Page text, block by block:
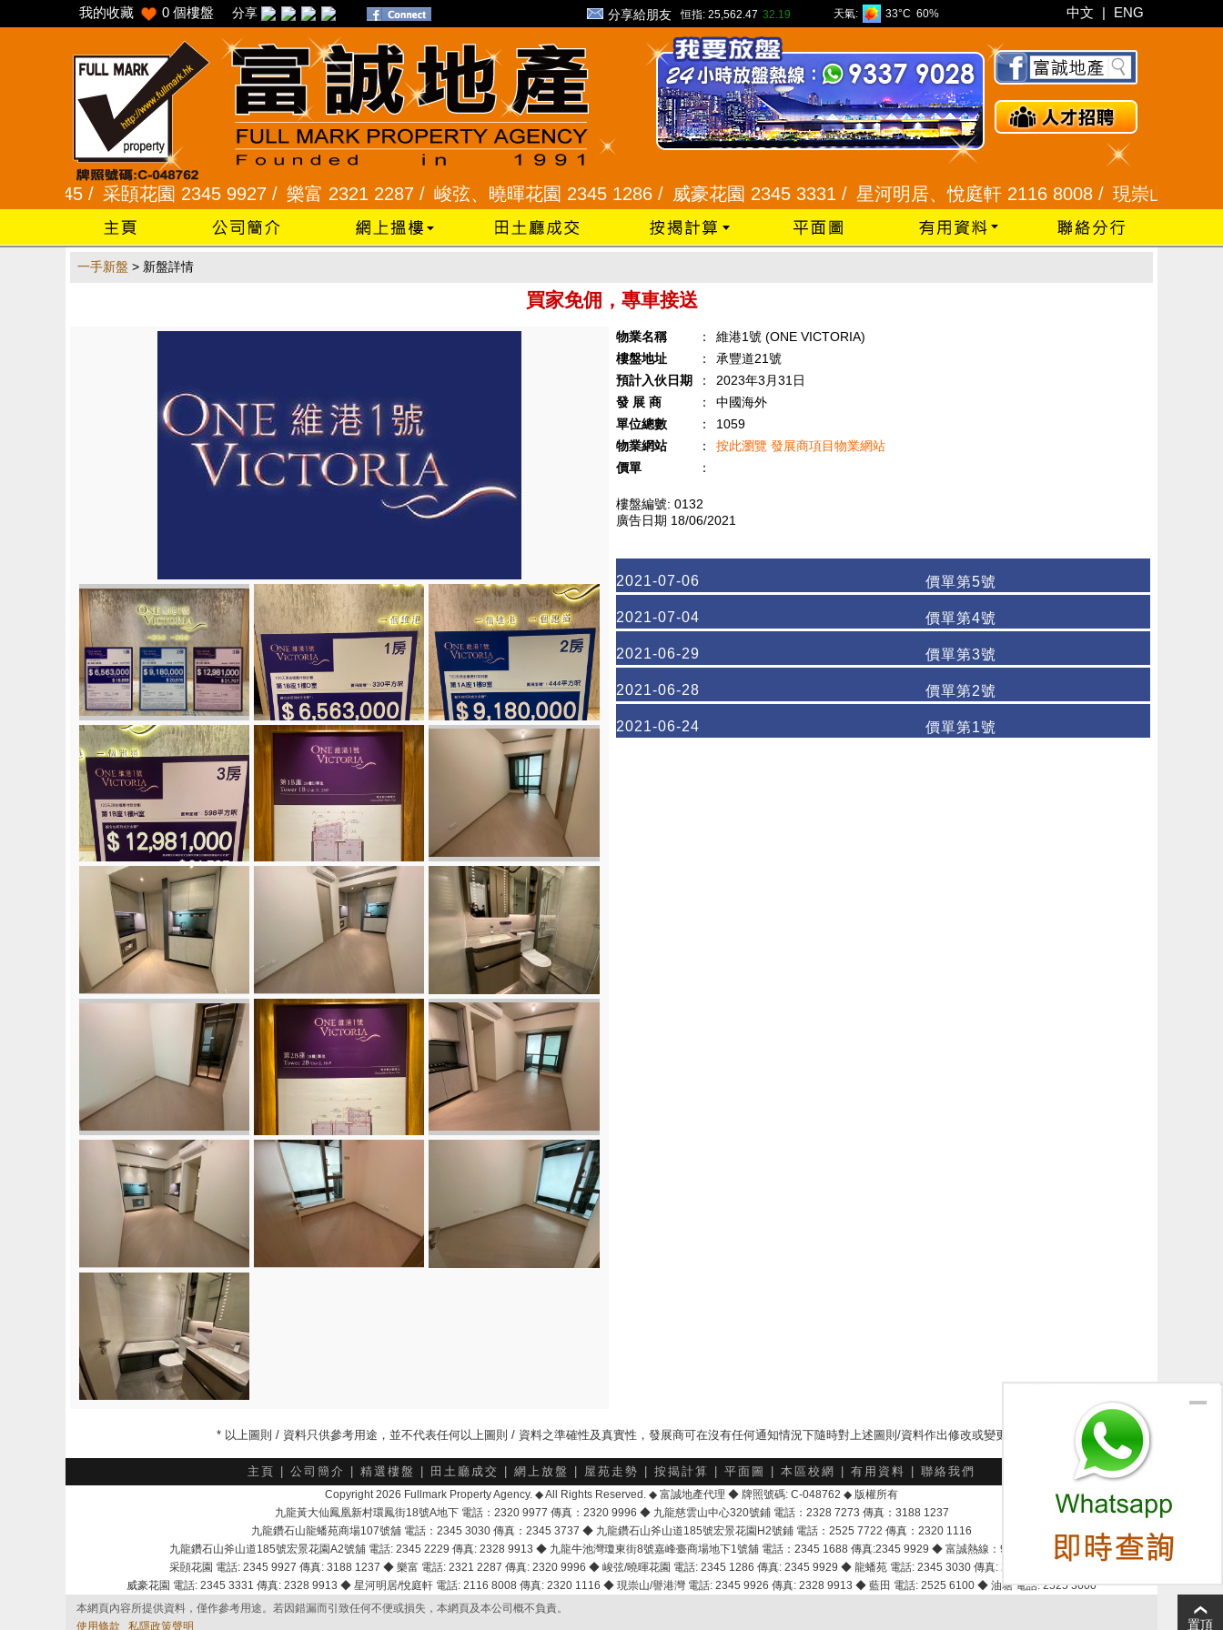
我的收藏 0 個樓盤 分享 分享給朋友 恒指: 25,562.47 32.19 天氣: 33°C 60% 中文 | ENG
采頣花園 2345 9927 / 樂富 2321 2287 / 峻弦、曉暉花園 2345 1286 / 威豪花園 2345 3331 /星河明居、悅庭軒 2116 8008 /現崇山、譽港灣
一手新盤 > 新盤詳情
買家免佣，專車接送
物業名稱 ：
維港1號 (ONE VICTORIA)
樓盤地址
：
承豐道21號
預計入伙日期
：
2023年3月31日
發 展 商
：
中國海外
單位總數
：
1059
物業網站
：
按此瀏覽 發展商項目物業網站
價單
：
樓盤編號: 0132
廣告日期 18/06/2021
2021-07-06 價單第5號
2021-07-04 價單第4號
2021-06-29 價單第3號
2021-06-28 價單第2號
2021-06-24 價單第1號
* 以上圖則 / 資料只供參考用途，並不代表任何以上圖則 / 資料之準確性及真實性，發展商可在沒有任何通知情況下隨時對上述圖則/資料作出修改或變更
主頁 公司簡介 精選樓盤 田土廳成交 網上放盤 屋苑走勢 按揭計算 平面圖 本區校網 有用資料 聯絡我們
Copyright 2026 Fullmark Property Agency. ◆ All Rights Reserved. ◆ 富誠地產代理 ◆ 牌照號碼: C-048762 ◆ 版權所有
九龍黃大仙鳳凰新村環鳳街18號A地下 電話：2320 9977 傳真：2320 9996 ◆ 九龍慈雲山中心320號鋪 電話：2328 7273 傳真：3188 1237
九龍鑽石山龍蟠苑商場107號舖 電話：2345 3030 傳真：2345 3737 ◆ 九龍鑽石山斧山道185號宏景花園H2號鋪 電話：2525 7722 傳真：2320 1116
九龍鑽石山斧山道185號宏景花園A2號舖 電話: 2345 2229 傳真: 2328 9913 ◆ 九龍牛池灣瓊東街8號嘉峰臺商場地下1號舖 電話：2345 1688 傳真:2345 9929 ◆ 富誠熱線：9337 9028
采頣花園 電話: 2345 9927 傳真: 3188 1237 ◆ 樂富 電話: 2321 2287 傳真: 2320 9996 ◆ 峻弦/曉暉花園 電話: 2345 1286 傳真: 2345 9929 ◆ 龍蟠苑 電話: 2345 3030 傳真: 2345 3737
威豪花園 電話: 2345 3331 傳真: 2328 9913 ◆ 星河明居/悅庭軒 電話: 2116 8008 傳真: 2320 1116 ◆ 現崇山/譽港灣 電話: 2345 9926 傳真: 2328 9913 ◆ 藍田 電話: 2525 6100 ◆ 油塘 電話: 2525 3600
本網頁內容所提供資料，僅作參考用途。若因錯漏而引致任何不便或損失，本網頁及本公司概不負責。
使用條款
私隱政策聲明 置頂